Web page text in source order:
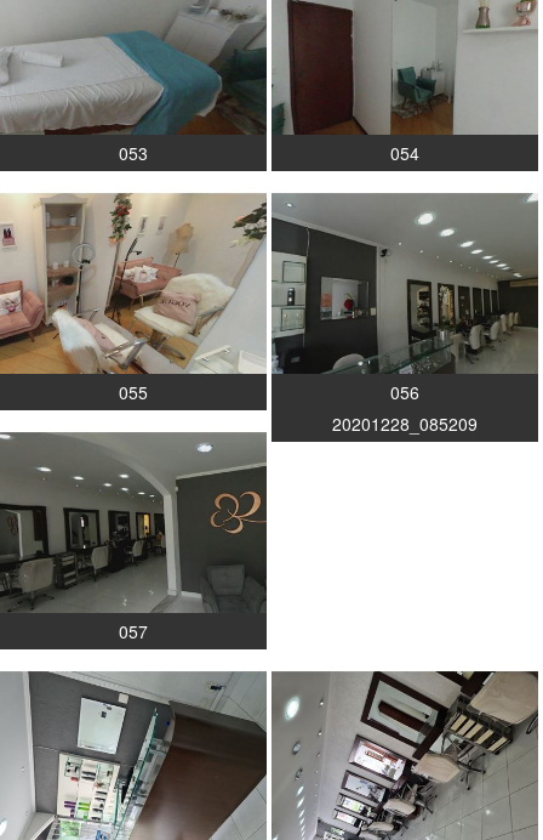
053 054
055 056
057
20201228_085209